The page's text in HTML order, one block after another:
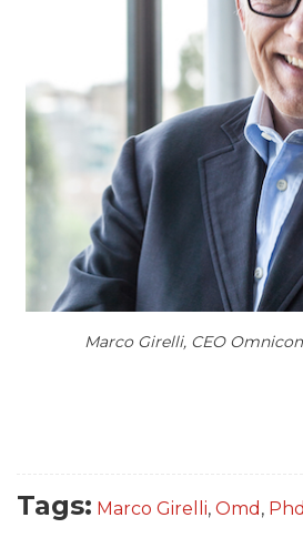
Marco Girelli, CEO
Tags: Marco Girelli, Omd , Phd